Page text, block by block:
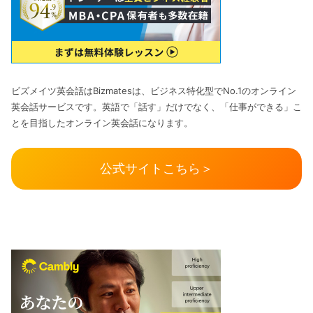
ビズメイツ英会話はBizmatesは、ビジネス特化型でNo.1のオンライン
英会話サービスです。英語で「話す」だけでなく、「仕事ができる」こ
とを目指したオンライン英会話になります。
公式サイトこちら＞